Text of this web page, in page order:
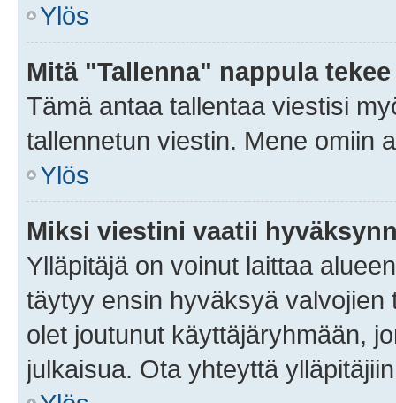
Ylös
Mitä "Tallenna" nappula
Tämä antaa tallentaa viestisi
tallennetun viestin. Mene omiin
Ylös
Miksi viestini vaatii
Ylläpitäjä on voinut laittaa
täytyy ensin hyväksyä
olet joutunut käyttäjäryhmään,
julkaisua. Ota yhteyttä